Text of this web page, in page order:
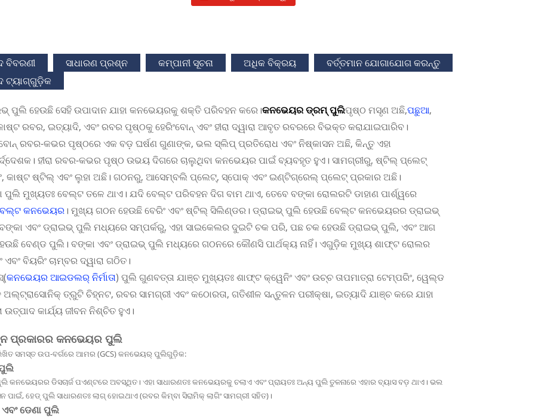
ବିବରଣୀ ସାଧାରଣ ପ୍ରଶ୍ନ କମ୍ପାନୀ ସୂଚନା ଅଧିକ ବିକ୍ରୟ
ବର୍ତ୍ତମାନ ଯୋଗାଯୋଗ କରନ୍ତୁ
ଟ୍ୟାଗ୍‌ଗୁଡ଼ିକ
ପୁଲି ହେଉଛି ସେହି ଉପାଦାନ ଯାହା କନଭେୟରକୁ ଶକ୍ତି ପରିବହନ କରେ।କନଭେୟର ଡ୍ରମ୍ ପୁଲିପୃଷ୍ଠ ମସୃଣ ଅଛି,ପଛୁଆ,
ରବର, ଇତ୍ୟାଦି, ଏବଂ ରବର ପୃଷ୍ଠକୁ ହେରିଂବୋନ୍ ଏବଂ ହୀରା ଦ୍ୱାରା ଆବୃତ ରବରରେ ବିଭକ୍ତ କରାଯାଇପାରିବ।
ରବର-କଭର ପୃଷ୍ଠରେ ଏକ ବଡ଼ ଘର୍ଷଣ ଗୁଣାଙ୍କ, ଭଲ ସ୍ଲିପ୍ ପ୍ରତିରୋଧ ଏବଂ ନିଷ୍କାସନ ଅଛି, କିନ୍ତୁ ଏହା
ହୀରା ରବର-କଭର ପୃଷ୍ଠ ଉଭୟ ଦିଗରେ ଚାଲୁଥିବା କନଭେୟର ପାଇଁ ବ୍ୟବହୃତ ହୁଏ। ସାମଗ୍ରୀରୁ, ଷ୍ଟିଲ୍ ପ୍ଲେଟ୍
କାଷ୍ଟ ଷ୍ଟିଲ୍ ଏବଂ ଲୁହା ଅଛି। ଗଠନରୁ, ଆସେମ୍ବଲି ପ୍ଲେଟ୍, ସ୍ପୋକ୍ ଏବଂ ଇଣ୍ଟିଗ୍ରେଲ୍ ପ୍ଲେଟ୍ ପ୍ରକାର ଅଛି।
ପୁଲି ମୁଖ୍ୟତଃ ବେଲ୍ଟ ତଳେ ଥାଏ। ଯଦି ବେଲ୍ଟ ପରିବହନ ଦିଗ ବାମ ଥାଏ, ତେବେ ବଙ୍କା ରୋଲରଟି ଡାହାଣ ପାର୍ଶ୍ୱରେ
କନଭେୟର। ମୁଖ୍ୟ ଗଠନ ହେଉଛି ବେରିଂ ଏବଂ ଷ୍ଟିଲ୍ ସିଲିଣ୍ଡର। ଡ୍ରାଇଭ୍ ପୁଲି ହେଉଛି ବେଲ୍ଟ କନଭେୟରର ଡ୍ରାଇଭ୍
ଏବଂ ଡ୍ରାଇଭ୍ ପୁଲି ମଧ୍ୟରେ ସମ୍ପର୍କରୁ, ଏହା ସାଇକେଲର ଦୁଇଟି ଚକ ପରି, ପଛ ଚକ ହେଉଛି ଡ୍ରାଇଭ୍ ପୁଲି, ଏବଂ ଆଗ
ବେଣ୍ଡ ପୁଲି। ବଙ୍କା ଏବଂ ଡ୍ରାଇଭ୍ ପୁଲି ମଧ୍ୟରେ ଗଠନରେ କୌଣସି ପାର୍ଥକ୍ୟ ନାହିଁ। ଏଗୁଡ଼ିକ ମୁଖ୍ୟ ଶାଫ୍ଟ ରୋଲର
ଏବଂ ବିୟରିଂ ଚାମ୍ବର ଦ୍ୱାରା ଗଠିତ।
କନଭେୟର ଆଇଡଲର୍ ନିର୍ମାତା) ପୁଲି ଗୁଣବତ୍ତା ଯାଞ୍ଚ ମୁଖ୍ୟତଃ ଶାଫ୍ଟ କ୍ୱେନିଂ ଏବଂ ଉଚ୍ଚ ତାପମାତ୍ରା ଟେମ୍ପରିଂ, ୱେଲ୍ଡ
ଅଲ୍ଟ୍ରାସୋନିକ୍ ତ୍ରୁଟି ଚିହ୍ନଟ, ରବର ସାମଗ୍ରୀ ଏବଂ କଠୋରତା, ଗତିଶୀଳ ସନ୍ତୁଳନ ପରୀକ୍ଷା, ଇତ୍ୟାଦି ଯାଞ୍ଚ କରେ ଯାହା
ଉତ୍ପାଦ କାର୍ଯ୍ୟ ଜୀବନ ନିଶ୍ଚିତ ହୁଏ।
ପ୍ରକାରର କନଭେୟର ପୁଲି
ସମସ୍ତ ଉପ-ବର୍ଗରେ ଆମର (GCS) କନଭେୟର୍ ପୁଲିଗୁଡ଼ିକ:
କନଭେୟରର ଡିସଚାର୍ଜ ପଏଣ୍ଟରେ ଅବସ୍ଥିତ। ଏହା ସାଧାରଣତଃ କନଭେୟରକୁ ଚଲାଏ ଏବଂ ପ୍ରାୟତଃ ଅନ୍ୟ ପୁଲି ତୁଳନାରେ ଏହାର ବ୍ୟାସ ବଡ଼ ଥାଏ। ଭଲ
ପାଇଁ, ହେଡ୍ ପୁଲି ସାଧାରଣତଃ ଲାଗ୍ ହୋଇଥାଏ (ରବର କିମ୍ବା ସିରାମିକ୍ ଲାଗିଂ ସାମଗ୍ରୀ ସହିତ)।
ଏବଂ ଡେଣା ପୁଲି